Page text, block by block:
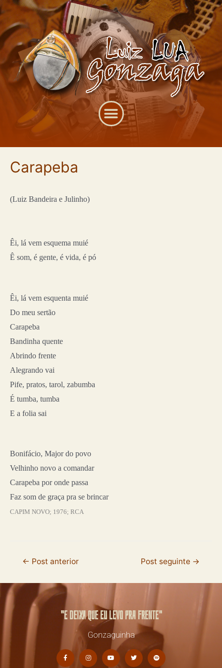
Carapeba
(Luiz Bandeira e Julinho)
Êi, lá vem esquema muié
Ê som, é gente, é vida, é pó
Êi, lá vem esquenta muié
Do meu sertão
Carapeba
Bandinha quente
Abrindo frente
Alegrando vai
Pife, pratos, tarol, zabumba
É tumba, tumba
E a folia sai
Bonifácio, Major do povo
Velhinho novo a comandar
Carapeba por onde passa
Faz som de graça pra se brincar
CAPIM NOVO; 1976; RCA
← Post anterior Post seguinte →
"E deixa que eu levo pra frente"
Gonzaguinha